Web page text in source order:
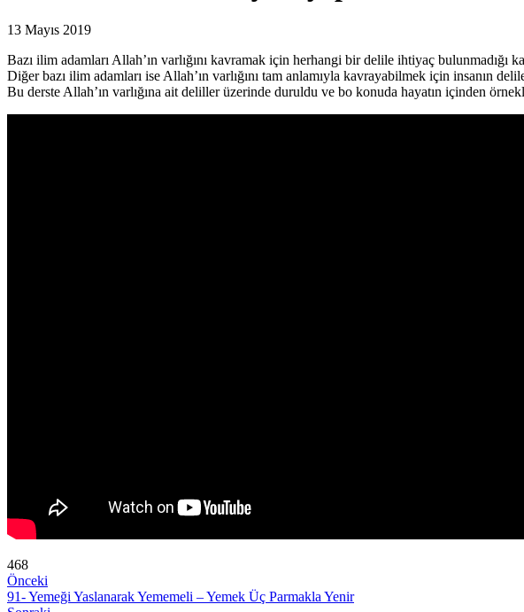
13 Mayıs 2019
Bazı ilim adamları Allah’ın varlığını kavramak için herhangi bir delile ihtiyaç
Diğer bazı ilim adamları ise Allah’ın varlığını tam anlamıyla kavrayabilmek için insanın
Bu derste Allah’ın varlığına ait deliller üzerinde duruldu ve bo konuda hayatın içinden
468
Önceki
91- Yemeği Yaslanarak Yememeli – Yemek Üç Parmakla Yenir